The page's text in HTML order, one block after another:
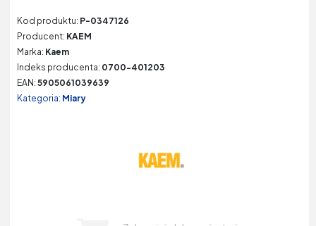
Kod produktu: P-0347126
Producent: KAEM
Marka: Kaem
Indeks producenta: 0700-401203
EAN: 5905061039639
Kategoria: Miary